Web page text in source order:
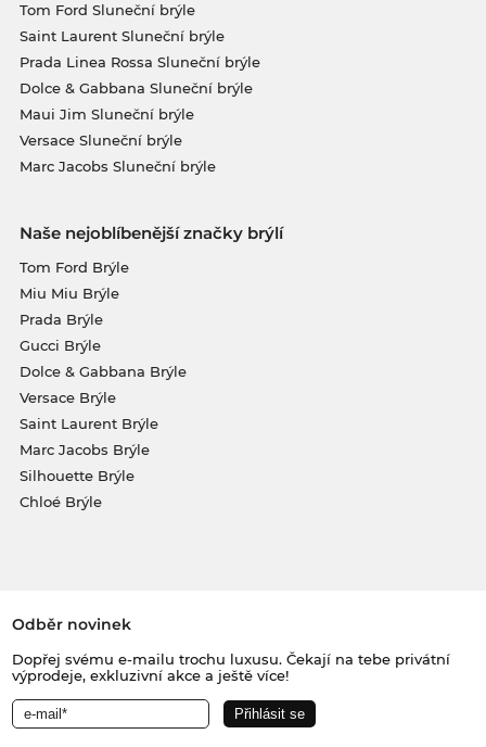
Tom Ford Sluneční brýle
Saint Laurent Sluneční brýle
Prada Linea Rossa Sluneční brýle
Dolce & Gabbana Sluneční brýle
Maui Jim Sluneční brýle
Versace Sluneční brýle
Marc Jacobs Sluneční brýle
Naše nejoblíbenější značky brýlí
Tom Ford Brýle
Miu Miu Brýle
Prada Brýle
Gucci Brýle
Dolce & Gabbana Brýle
Versace Brýle
Saint Laurent Brýle
Marc Jacobs Brýle
Silhouette Brýle
Chloé Brýle
Odběr novinek
Dopřej svému e-mailu trochu luxusu. Čekají na tebe privátní
výprodeje, exkluzivní akce a ještě více!